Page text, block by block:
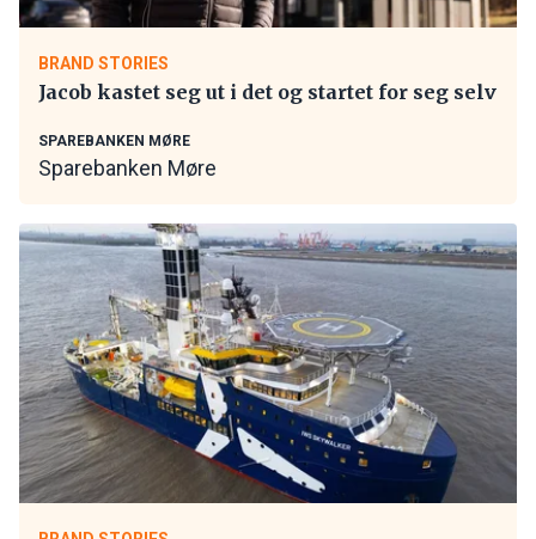
BRAND STORIES
Jacob kastet seg ut i det og startet for seg selv
SPAREBANKEN MØRE
Sparebanken Møre